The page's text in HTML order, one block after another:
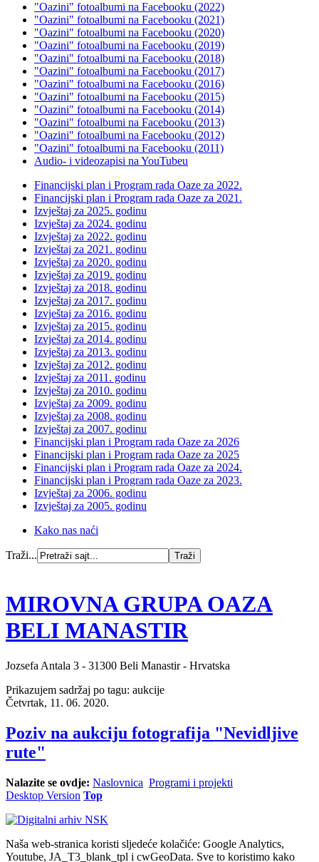
"Oazini" fotoalbumi na Facebooku (2022)
"Oazini" fotoalbumi na Facebooku (2021)
"Oazini" fotoalbumi na Facebooku (2020)
"Oazini" fotoalbumi na Facebooku (2019)
"Oazini" fotoalbumi na Facebooku (2018)
"Oazini" fotoalbumi na Facebooku (2017)
"Oazini" fotoalbumi na Facebooku (2016)
"Oazini" fotoalbumi na Facebooku (2015)
"Oazini" fotoalbumi na Facebooku (2014)
"Oazini" fotoalbumi na Facebooku (2013)
"Oazini" fotoalbumi na Facebooku (2012)
"Oazini" fotoalbumi na Facebooku (2011)
Audio- i videozapisi na YouTubeu
Financijski plan i Program rada Oaze za 2022.
Financijski plan i Program rada Oaze za 2021.
Izvještaj za 2025. godinu
Izvještaj za 2024. godinu
Izvještaj za 2022. godinu
Izvještaj za 2021. godinu
Izvještaj za 2020. godinu
Izvještaj za 2019. godinu
Izvještaj za 2018. godinu
Izvještaj za 2017. godinu
Izvještaj za 2016. godinu
Izvještaj za 2015. godinu
Izvještaj za 2014. godinu
Izvještaj za 2013. godinu
Izvještaj za 2012. godinu
Izvještaj za 2011. godinu
Izvještaj za 2010. godinu
Izvještaj za 2009. godinu
Izvještaj za 2008. godinu
Izvještaj za 2007. godinu
Financijski plan i Program rada Oaze za 2026
Financijski plan i Program rada Oaze za 2025
Financijski plan i Program rada Oaze za 2024.
Financijski plan i Program rada Oaze za 2023.
Izvještaj za 2006. godinu
Izvještaj za 2005. godinu
Kako nas naći
Traži...
MIROVNA GRUPA OAZA
BELI MANASTIR
Jozsefa Antala 3 - 31300 Beli Manastir - Hrvatska
Prikazujem sadržaj po tagu: aukcije
Četvrtak, 11. 06. 2020.
Poziv na aukciju fotografija "Nevidljive
rute"
Nalazite se ovdje: Naslovnica Programi i projekti
Desktop Version Top
Naša web-stranica koristi sljedeće kolačiće: Google Analytics,
Youtube, JA_T3_blank_tpl i cwGeoData. Sve to koristimo kako